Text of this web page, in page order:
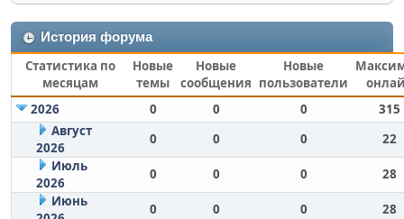
История форума
Статистика по
месяцам
Новые
темы
Новые
сообщения
Новые
пользователи
2026
0 0 0
315
Август
2026
0 0 0
22
Июль
2026
0 0 0
28
Июнь
0 0 0
28